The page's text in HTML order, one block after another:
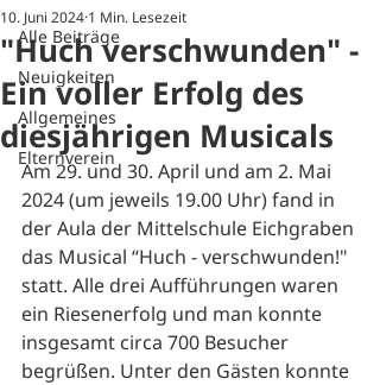
Alle Beiträge
Neuigkeiten
Allgemeines
Elternverein
"Huch verschwunden" -
Ein voller Erfolg des
diesjährigen Musicals
10. Juni 2024 1 Min. Lesezeit
Am 29. und 30. April und am 2. Mai
2024 (um jeweils 19.00 Uhr) fand in
der Aula der Mittelschule Eichgraben
das Musical “Huch - verschwunden!"
statt. Alle drei Aufführungen waren
ein Riesenerfolg und man konnte
insgesamt circa 700 Besucher
begrüßen. Unter den Gästen konnte